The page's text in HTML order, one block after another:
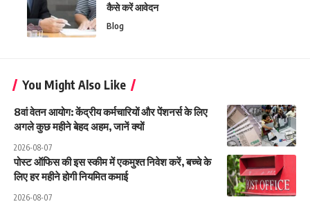
कैसे करें आवेदन
Blog
You Might Also Like
8वां वेतन आयोग: केंद्रीय कर्मचारियों और पेंशनर्स के लिए
अगले कुछ महीने बेहद अहम, जानें क्यों
2026-08-07
पोस्ट ऑफिस की इस स्कीम में एकमुश्त निवेश करें, बच्चे के
लिए हर महीने होगी नियमित कमाई
2026-08-07